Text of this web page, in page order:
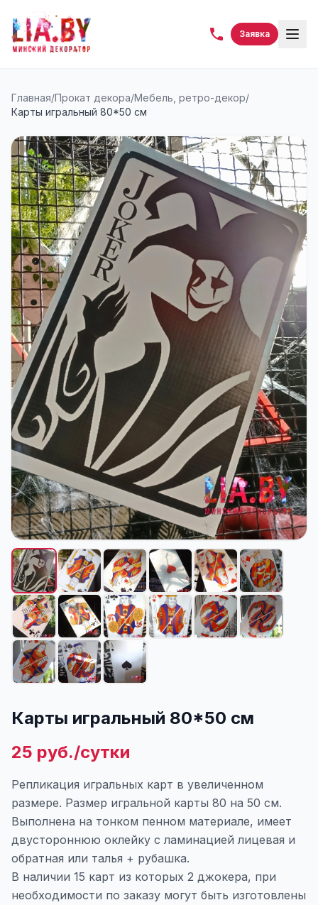
Заявка
Главная/Прокат декора/Мебель, ретро-декор/
Карты игральный 80*50 см
Карты игральный 80*50 см
25 руб./сутки
Репликация игральных карт в увеличенном
размере. Размер игральной карты 80 на 50 см.
Выполнена на тонком пенном материале, имеет
двустороннюю оклейку с ламинацией лицевая и
обратная или талья + рубашка.
В наличии 15 карт из которых 2 джокера, при
необходимости по заказу могут быть изготовлены